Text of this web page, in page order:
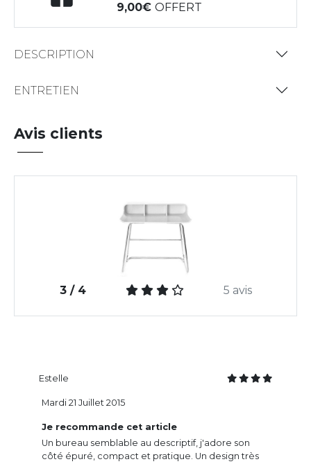
9,00OFFERT
DESCRIPTION
ENTRETIEN
Avis clients
3 / 4 5 avis
Estelle
Je recommande cet article
Un bureau semblable au descriptif, j'adore son
côté épuré, compact et pratique. Un design très
Mardi 21 Juillet 2015